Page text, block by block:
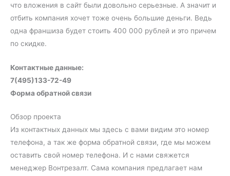
что вложения в сайт были довольно серьезные. А значит и
отбить компания хочет тоже очень большие деньги. Ведь
одна франшиза будет стоить 400 000 рублей и это причем
по скидке.
Контактные данные:
7(495)133-72-49
Форма обратной связи
Обзор проекта
Из контактных данных мы здесь с вами видим это номер
телефона, а так же форма обратной связи, где мы можем
оставить свой номер телефона. И с нами свяжется
менеджер Вонтрезалт. Сама компания предлагает нам